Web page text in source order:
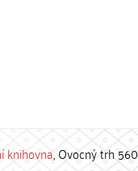
knihovna, Ovocný trh